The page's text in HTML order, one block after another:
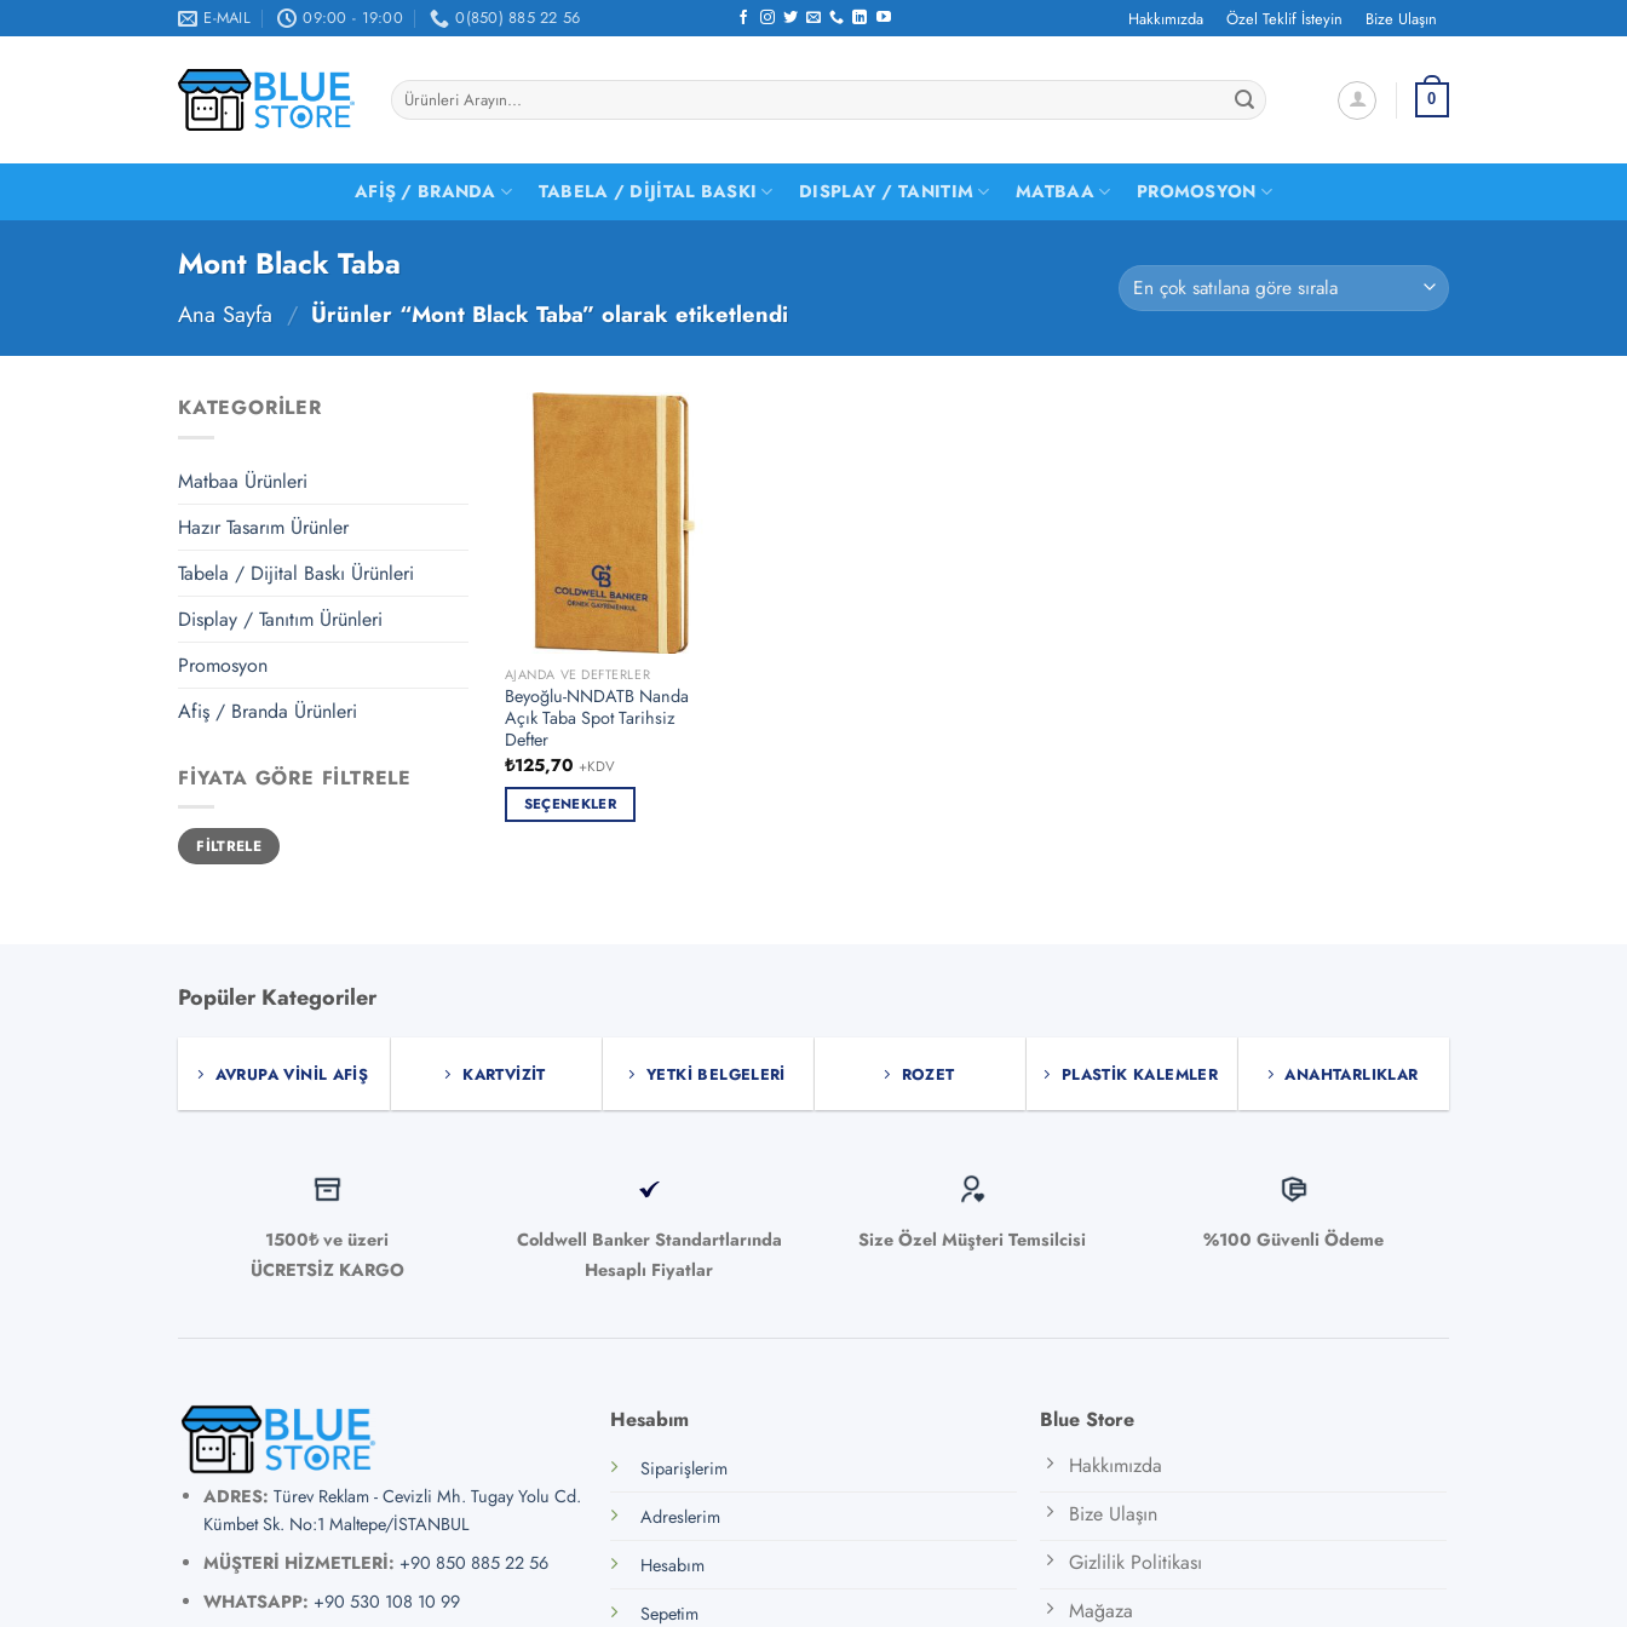
atla
E-MAIL 09:00 - 19:00 0(850) 885 22 56 Hakkımızda Özel Teklif İsteyin Bize Ulaşın
Ara: 0
AFIŞ / BRANDA TABELA / DIJITAL BASKI DISPLAY / TANITIM MATBAA PROMOSYON
Mont Black Taba
Ana Sayfa / Ürünler “Mont Black Taba” olarak etiketlendi
KATEGORILER
Matbaa Ürünleri
Hazır Tasarım Ürünler
Tabela / Dijital Baskı Ürünleri
Display / Tanıtım Ürünleri
Promosyon
Afiş / Branda Ürünleri
FIYATA GÖRE FILTRELE
En
düşük
fiyat
En
yüksek
fiyat
FILTRELE
AJANDA VE DEFTERLER
Beyoğlu-NNDATB Nanda
Açık Taba Spot Tarihsiz
Defter
₺125,70 +KDV
SEÇENEKLER
seçilebilir
Popüler Kategoriler
AVRUPA VINIL AFIŞ KARTVIZIT YETKI BELGELERI ROZET PLASTIK KALEMLER ANAHTARLIKLAR
1500₺ ve üzeri
ÜCRETSİZ KARGO
Coldwell Banker Standartlarında
Hesaplı Fiyatlar
Size Özel Müşteri Temsilcisi %100 Güvenli Ödeme
ADRES: Türev Reklam - Cevizli Mh. Tugay Yolu Cd.
Kümbet Sk. No:1 Maltepe/İSTANBUL
MÜŞTERİ HİZMETLERİ: +90 850 885 22 56
WHATSAPP: +90 530 108 10 99
Hesabım
Siparişlerim
Adreslerim
Hesabım
Sepetim
Blue Store
Hakkımızda
Bize Ulaşın
Gizlilik Politikası
Mağaza